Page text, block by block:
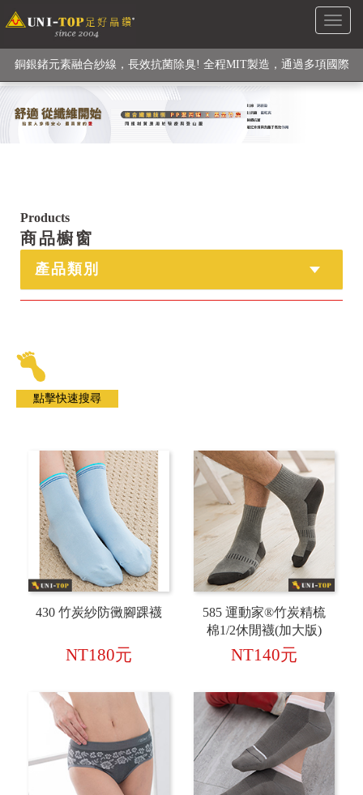
Toggle
級高性能纖維素材), 機能貼身衣物No. 1
銅銀鍺元素融合紗線，長效抗菌除臭! 全程MIT製造，通過多項國際
檢驗
【快來點我】H型銅銀纖維長效PP能量護膝! 支撐. 包覆感. 超透氣.
Products
商品櫥窗
產品類別
430 竹炭紗防黴腳踝襪
NT180元
585 運動家®竹炭精梳
棉1/2休閒襪(加大版)
NT140元